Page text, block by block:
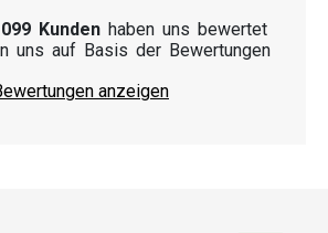
Kundenhaben uns bewertet
uns auf Basis der Bewertungen
anzeigen